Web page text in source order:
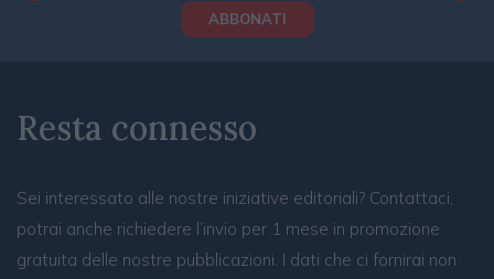
ABBONATI
Resta connesso
Sei interessato alle nostre iniziative editoriali? Contattaci,
potrai anche richiedere l’invio per 1 mese in promozione
gratuita delle nostre pubblicazioni. I dati che ci fornirai non